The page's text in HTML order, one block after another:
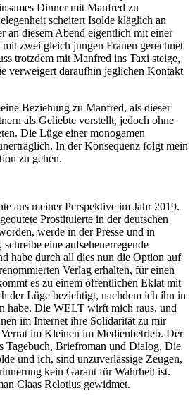
Dinner mit Manfred zu
scheitert Isolde kläglich an
an diesem Abend eigentlich mit einer
zwei gleich jungen Frauen gerechnet
trotzdem mit Manfred ins Taxi steige,
verweigert daraufhin jeglichen Kontakt
Beziehung zu Manfred, als dieser
als Geliebte vorstellt, jedoch ohne
Die Lüge einer monogamen
In der Konsequenz folgt mein
zu gehen.
aus meiner Perspektive im Jahr 2019.
Prostituierte in der deutschen
werde in der Presse und in
eine aufsehenerregende
habe durch all dies nun die Option auf
Verlag erhalten, für einen
es zu einem öffentlichen Eklat mit
der Lüge bezichtigt, nachdem ich ihn in
habe. Die WELT wirft mich raus, und
im Internet ihre Solidarität zu mir
im Kleinen im Medienbetrieb. Der
Tagebuch, Briefroman und Dialog. Die
und ich, sind unzuverlässige Zeugen,
kein Garant für Wahrheit ist.
Claas Relotius gewidmet.